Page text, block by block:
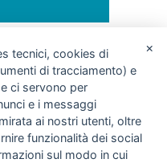
NATURALE III
- SET/20)
tecnici, cookies di
di tracciamento) e
ci servono per
e i messaggi
ai nostri utenti, oltre
funzionalità dei social
sul modo in cui
×